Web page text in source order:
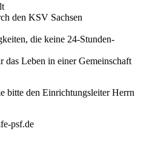
den KSV Sachsen
die keine 24-Stunden-
das Leben in einer Gemeinschaft
bitte den Einrichtungsleiter Herrn
psf.de